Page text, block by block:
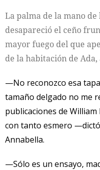
La palma de la mano
desapareció el ceño
mayor fuego del que
de la habitación de Ada,
—No reconozco esa
tamaño delgado no me
publicaciones de
con tanto esmero
Annabella.
—Sólo es un ensayo,